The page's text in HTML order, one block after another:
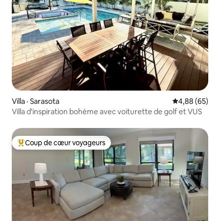
Villa · Sarasota Note
4,88 (65)
Villa d'inspiration bohème avec voiturette de golf et VUS
Coup de cœur voyageurs parmi les plus aimés
Coup de cœur voyageurs